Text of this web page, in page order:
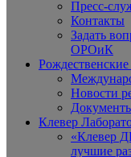
Пресс-
Контакты
Задать
ОРОиК
Новости
Клевер
«Клевер
лучшие